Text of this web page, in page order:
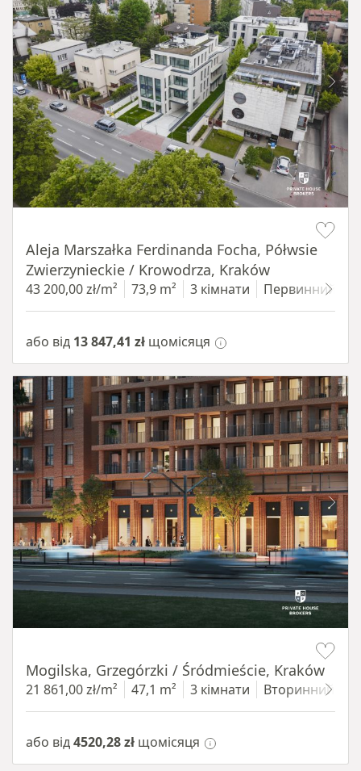
Aleja Marszałka Ferdinanda Focha, Półwsie
Zwierzynieckie / Krowodrza, Kraków
43 200,00 zł/m² 73,9 m² 3 кімнати Первинний
або від 13 847,41 zł щомісяця
Mogilska, Grzegórzki / Śródmieście, Kraków
21 861,00 zł/m² 47,1 m² 3 кімнати Вторинний
або від4520,28 zł щомісяця